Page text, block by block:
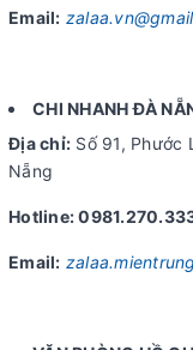
Email:
CHI NHANH ĐÀ
Địa chỉ: Số 91, Phước
Nẵng
Hotline:
Email: